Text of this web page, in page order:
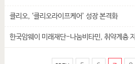
클리오, ‘클리오라이프케어’ 성장 본격화
한국암웨이 미래재단-나눔비타민, 취약계층